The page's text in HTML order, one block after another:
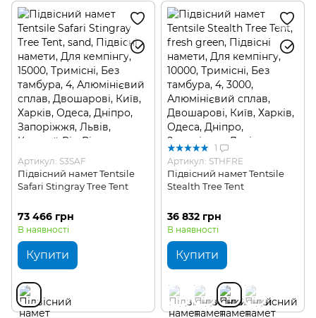
Артикул: S3SAF
Підвісний намет Tentsile
Safari Stingray Tree Tent
73 466 грн
В наявності
Купити
1
Артикул: STHFRE
Підвісний намет Tentsile
Stealth Tree Tent
36 832 грн
В наявності
Купити